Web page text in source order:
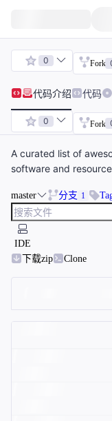
0 Fork
代码介绍 代码
0 Fork
A curated list of
software and
master 分支 1
IDE
下载zip
Clone